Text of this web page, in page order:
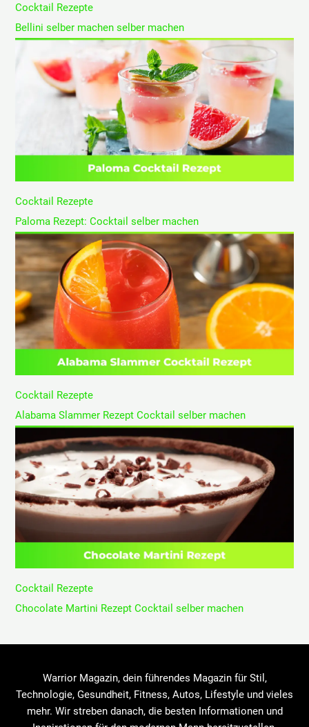
Cocktail Rezepte
Bellini selber machen selber machen
Cocktail Rezepte
Paloma Rezept: Cocktail selber machen
Cocktail Rezepte
Alabama Slammer Rezept Cocktail selber machen
Cocktail Rezepte
Chocolate Martini Rezept Cocktail selber machen
Warrior Magazin, dein führendes Magazin für Stil,
Technologie, Gesundheit, Fitness, Autos, Lifestyle und vieles
mehr. Wir streben danach, die besten Informationen und